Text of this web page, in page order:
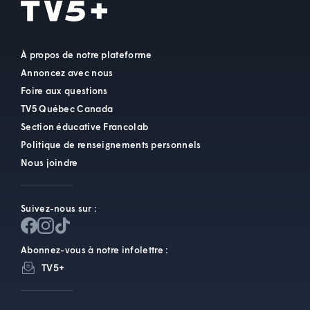
À propos de notre plateforme
Annoncez avec nous
Foire aux questions
TV5 Québec Canada
Section éducative Francolab
Politique de renseignements personnels
Nous joindre
Suivez-nous sur :
Abonnez-vous à notre infolettre :
TV5+